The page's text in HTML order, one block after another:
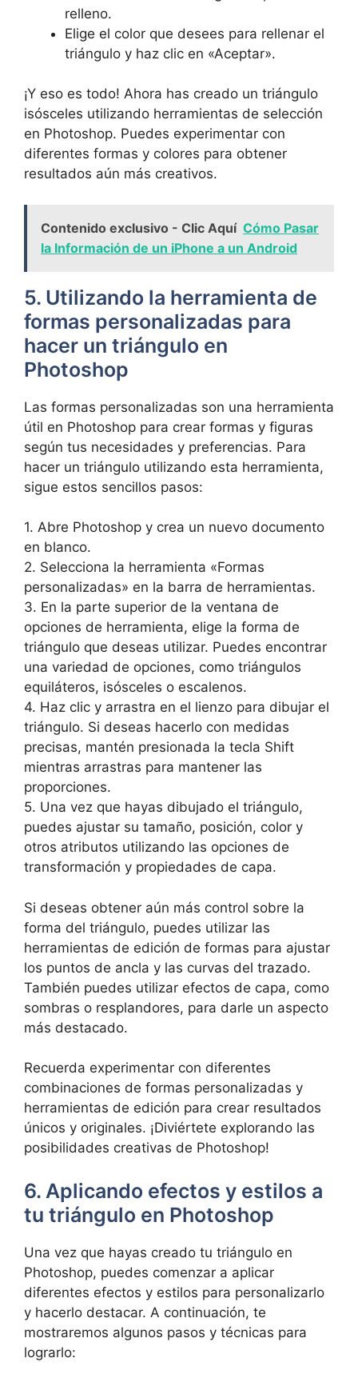
relleno.
Elige el color que desees para rellenar el
triángulo y haz clic en «Aceptar».
¡Y eso es todo! Ahora has creado un triángulo
isósceles utilizando herramientas de selección
en Photoshop. Puedes experimentar con
diferentes formas y colores para obtener
resultados aún más creativos.
Contenido exclusivo - Clic Aquí Cómo Pasar
la Información de un iPhone a un Android
5. Utilizando la herramienta de
formas personalizadas para
hacer un triángulo en
Photoshop
Las formas personalizadas son una herramienta
útil en Photoshop para crear formas y figuras
según tus necesidades y preferencias. Para
hacer un triángulo utilizando esta herramienta,
sigue estos sencillos pasos:
1. Abre Photoshop y crea un nuevo documento
en blanco.
2. Selecciona la herramienta «Formas
personalizadas» en la barra de herramientas.
3. En la parte superior de la ventana de
opciones de herramienta, elige la forma de
triángulo que deseas utilizar. Puedes encontrar
una variedad de opciones, como triángulos
equiláteros, isósceles o escalenos.
4. Haz clic y arrastra en el lienzo para dibujar el
triángulo. Si deseas hacerlo con medidas
precisas, mantén presionada la tecla Shift
mientras arrastras para mantener las
proporciones.
5. Una vez que hayas dibujado el triángulo,
puedes ajustar su tamaño, posición, color y
otros atributos utilizando las opciones de
transformación y propiedades de capa.
Si deseas obtener aún más control sobre la
forma del triángulo, puedes utilizar las
herramientas de edición de formas para ajustar
los puntos de ancla y las curvas del trazado.
También puedes utilizar efectos de capa, como
sombras o resplandores, para darle un aspecto
más destacado.
Recuerda experimentar con diferentes
combinaciones de formas personalizadas y
herramientas de edición para crear resultados
únicos y originales. ¡Diviértete explorando las
posibilidades creativas de Photoshop!
6. Aplicando efectos y estilos a
tu triángulo en Photoshop
Una vez que hayas creado tu triángulo en
Photoshop, puedes comenzar a aplicar
diferentes efectos y estilos para personalizarlo
y hacerlo destacar. A continuación, te
mostraremos algunos pasos y técnicas para
lograrlo: